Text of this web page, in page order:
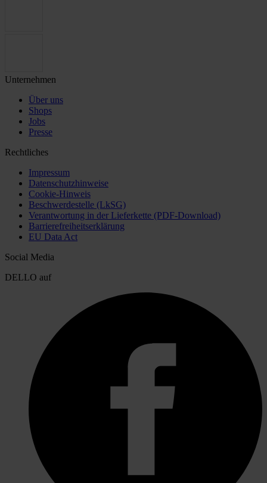
Unternehmen
Über uns
Shops
Jobs
Presse
Rechtliches
Impressum
Datenschutzhinweise
Cookie-Hinweis
Beschwerdestelle (LkSG)
Verantwortung in der Lieferkette (PDF-Download)
Barrierefreiheitserklärung
EU Data Act
Social Media
DELLO auf